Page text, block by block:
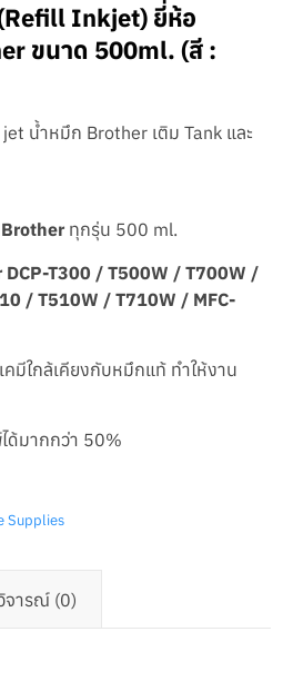
Inkjet) ยี่ห้อ
ขนาด 500ml. (สี :
น้ำหมึก Brother เติม Tank และ
Brother ทุกรุ่น 500 ml.
DCP-T300 / T500W / T700W /
/ T510W / T710W / MFC-
มีใกล้เคียงกับหมึกแท้ ทำให้งาน
ด้มากกว่า 50%
Supplies
จารณ์ (0)